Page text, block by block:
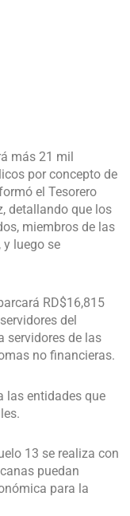
más 21 mil
por concepto de
el Tesorero
detallando que los
miembros de las
y luego se
RD$16,815
del
servidores de las
no financieras.
las entidades que
13 se realiza con
puedan
para la